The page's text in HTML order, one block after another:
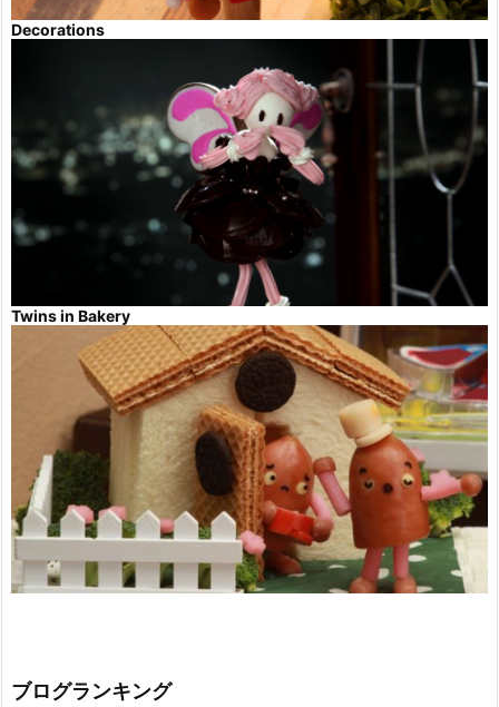
Decorations
Twins in Bakery
ブログランキング